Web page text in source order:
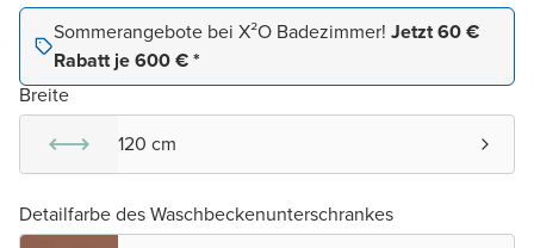
Sommerangebote bei X²O Badezimmer! Jetzt 60 €
Rabatt je 600 € *
Breite
120 cm
Detailfarbe des Waschbeckenunterschrankes